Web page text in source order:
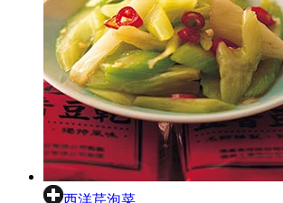
西洋芹泡菜